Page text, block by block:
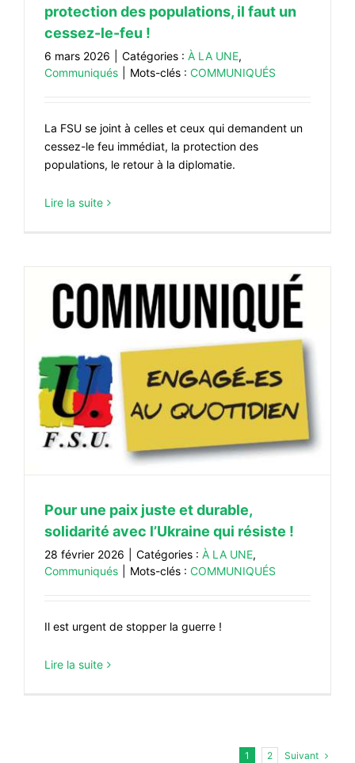
protection des populations, il faut un
cessez-le-feu !
6 mars 2026 Catégories : À LA UNE,
Communiqués
Mots-clés : COMMUNIQUÉS
La FSU se joint à celles et ceux qui demandent un
cessez-le feu immédiat, la protection des
populations, le retour à la diplomatie.
Lire la suite
Pour une paix juste et durable,
solidarité avec l’Ukraine qui résiste !
28 février 2026 Catégories : À LA UNE,
Communiqués
Mots-clés : COMMUNIQUÉS
Il est urgent de stopper la guerre !
Lire la suite
1 2 Suivant